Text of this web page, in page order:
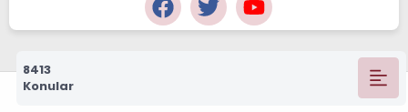
8413
Konular